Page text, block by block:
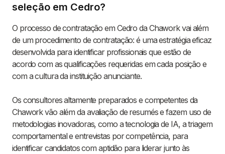
seleção em Cedro?
O processo de contratação em Cedro da Chawork vai além
de um procedimento de contratação: é uma estratégia eficaz
desenvolvida para identificar profissionais que estão de
acordo com as qualificações requeridas em cada posição e
com a cultura da instituição anunciante.
Os consultores altamente preparados e competentes da
Chawork vão além da avaliação de resumés e fazem uso de
metodologias inovadoras, como a tecnologia de IA, a triagem
comportamental e entrevistas por competência, para
identificar candidatos com aptidão para liderar junto às